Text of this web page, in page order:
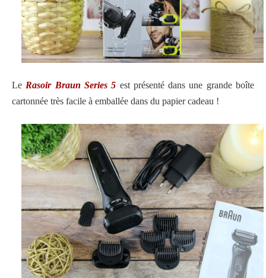
LeRasoir Braun Series 5 est présenté dans une grande boîte
cartonnée très facile à emballée dans du papier cadeau !